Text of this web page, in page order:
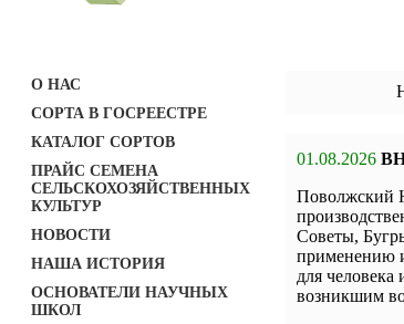
О НАС
СОРТА В ГОСРЕЕСТРЕ
КАТАЛОГ СОРТОВ
ПРАЙС СЕМЕНА
СЕЛЬСКОХОЗЯЙСТВЕННЫХ
КУЛЬТУР
НОВОСТИ
НАША ИСТОРИЯ
ОСНОВАТЕЛИ НАУЧНЫХ
ШКОЛ
01.08.2026
Поволжский
Советы,
применению
для человека
возникшим